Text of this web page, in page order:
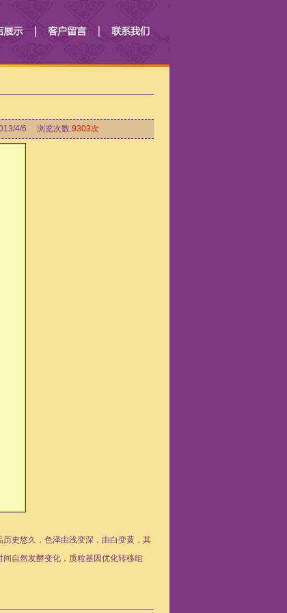
4/6 浏览次数:9303次
史悠久，色泽由浅变深，由白变黄，其
自然发酵变化，质粒基因优化转移组